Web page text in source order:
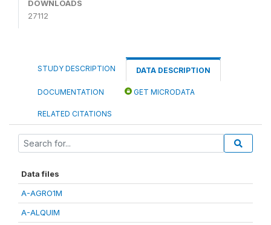
DOWNLOADS
27112
STUDY DESCRIPTION DATA DESCRIPTION
DOCUMENTATION GET MICRODATA
RELATED CITATIONS
Data files
A-AGRO1M
A-ALQUIM